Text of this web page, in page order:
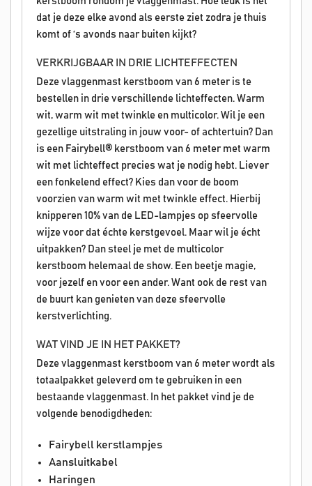
dat je deze elke avond als eerste ziet zodra je thuis
komt of ‘s avonds naar buiten kijkt?
VERKRIJGBAAR IN DRIE LICHTEFFECTEN
Deze vlaggenmast kerstboom van 6 meter is te
bestellen in drie verschillende lichteffecten. Warm
wit, warm wit met twinkle en multicolor. Wil je een
gezellige uitstraling in jouw voor- of achtertuin? Dan
is een Fairybell® kerstboom van 6 meter met warm
wit met lichteffect precies wat je nodig hebt. Liever
een fonkelend effect? Kies dan voor de boom
voorzien van warm wit met twinkle effect. Hierbij
knipperen 10% van de LED-lampjes op sfeervolle
wijze voor dat échte kerstgevoel. Maar wil je écht
uitpakken? Dan steel je met de multicolor
kerstboom helemaal de show. Een beetje magie,
voor jezelf en voor een ander. Want ook de rest van
de buurt kan genieten van deze sfeervolle
kerstverlichting.
WAT VIND JE IN HET PAKKET?
Deze vlaggenmast kerstboom van 6 meter wordt als
totaalpakket geleverd om te gebruiken in een
bestaande vlaggenmast. In het pakket vind je de
volgende benodigdheden:
Fairybell kerstlampjes
Aansluitkabel
Haringen